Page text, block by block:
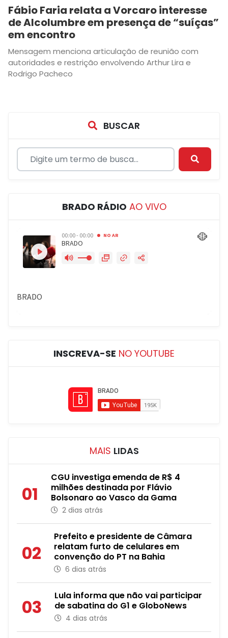
Fábio Faria relata a Vorcaro interesse
de Alcolumbre em presença de “suíças”
em encontro
Mensagem menciona articulação de reunião com
autoridades e restrição envolvendo Arthur Lira e
Rodrigo Pacheco
BUSCAR
BRADO RÁDIO AO VIVO
INSCREVA-SE NO YOUTUBE
MAIS LIDAS
01
CGU investiga emenda de R$ 4
milhões destinada por Flávio
Bolsonaro ao Vasco da Gama
2 dias atrás
02
Prefeito e presidente de Câmara
relatam furto de celulares em
convenção do PT na Bahia
6 dias atrás
03
Lula informa que não vai participar
de sabatina do G1 e GloboNews
4 dias atrás